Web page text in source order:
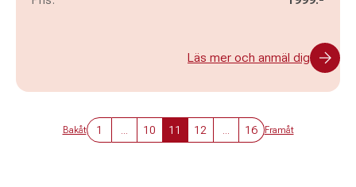
Läs mer och anmäl dig
Bakåt 1 10 11 12 16 Framåt